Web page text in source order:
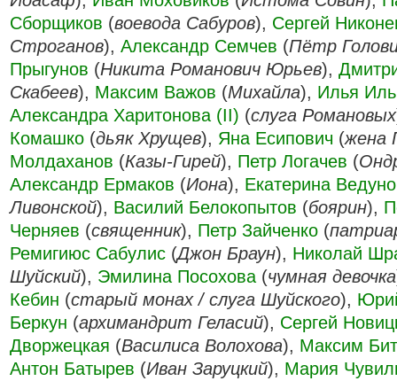
Сборщиков (воевода Сабуров), Сергей
Строганов), Александр Семчев (Пётр
Прыгунов (Никита Романович Юрьев),
Скабеев), Максим Важов (Михайла), Илья
Александра Харитонова (II) (слуга Романовых
Комашко (дьяк Хрущев), Яна Есипович (жена
Молдаханов (Казы-Гирей), Петр Логачев (
Александр Ермаков (Иона), Екатерина
Ливонской), Василий Белокопытов (боярин),
Черняев (священник), Петр Зайченко (
Ремигиюс Сабулис (Джон Браун), Николай
Шуйский), Эмилина Посохова (чумная девочка
Кебин (старый монах / слуга Шуйского),
Беркун (архимандрит Геласий), Сергей
Дворжецкая (Василиса Волохова), Максим
Антон Батырев (Иван Заруцкий), Мария